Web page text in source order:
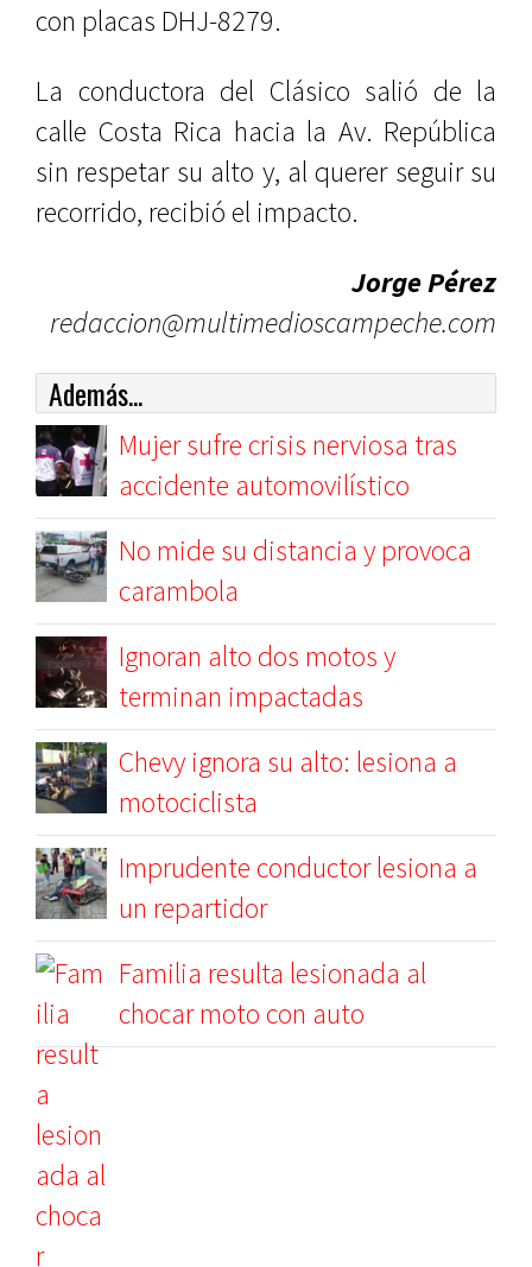
con placas DHJ-8279.
La conductora del Clásico salió de la
calle Costa Rica hacia la Av. República
sin respetar su alto y, al querer seguir su
recorrido, recibió el impacto.
Jorge Pérez
redaccion@multimedioscampeche.com
Además...
Mujer sufre crisis nerviosa tras
accidente automovilístico
No mide su distancia y provoca
carambola
Ignoran alto dos motos y
terminan impactadas
Chevy ignora su alto: lesiona a
motociclista
Imprudente conductor lesiona a
un repartidor
Familia resulta lesionada al
chocar moto con auto